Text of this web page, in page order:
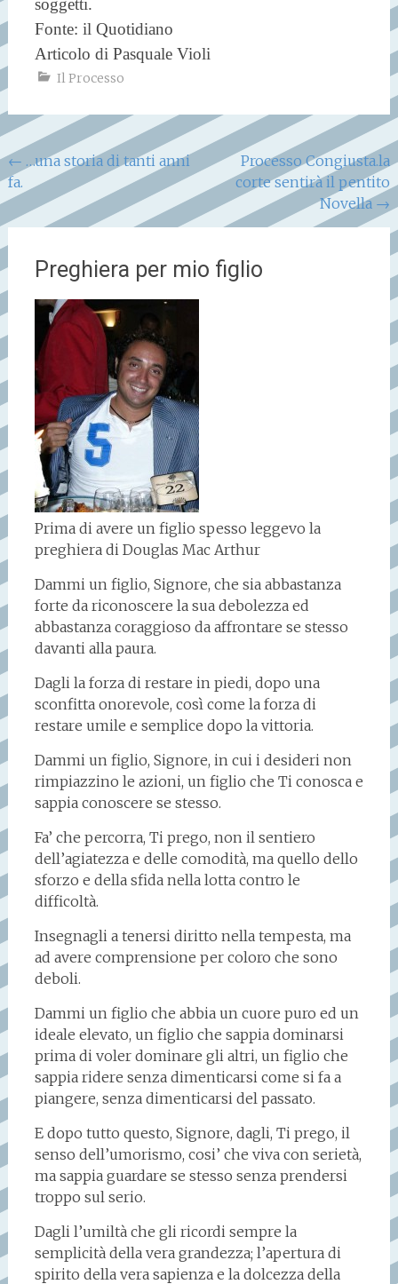
soggetti.
Fonte: il Quotidiano
Articolo di Pasquale Violi
Il Processo
Navigazione
articoli
← …una storia di tanti anni
fa.
Processo Congiusta.la
corte sentirà il pentito
Novella →
Preghiera per mio figlio
Prima di avere un figlio spesso leggevo la
preghiera di Douglas Mac Arthur
Dammi un figlio, Signore, che sia abbastanza
forte da riconoscere la sua debolezza ed
abbastanza coraggioso da affrontare se stesso
davanti alla paura.
Dagli la forza di restare in piedi, dopo una
sconfitta onorevole, così come la forza di
restare umile e semplice dopo la vittoria.
Dammi un figlio, Signore, in cui i desideri non
rimpiazzino le azioni, un figlio che Ti conosca e
sappia conoscere se stesso.
Fa’ che percorra, Ti prego, non il sentiero
dell’agiatezza e delle comodità, ma quello dello
sforzo e della sfida nella lotta contro le
difficoltà.
Insegnagli a tenersi diritto nella tempesta, ma
ad avere comprensione per coloro che sono
deboli.
Dammi un figlio che abbia un cuore puro ed un
ideale elevato, un figlio che sappia dominarsi
prima di voler dominare gli altri, un figlio che
sappia ridere senza dimenticarsi come si fa a
piangere, senza dimenticarsi del passato.
E dopo tutto questo, Signore, dagli, Ti prego, il
senso dell’umorismo, cosi’ che viva con serietà,
ma sappia guardare se stesso senza prendersi
troppo sul serio.
Dagli l’umiltà che gli ricordi sempre la
semplicità della vera grandezza; l’apertura di
spirito della vera sapienza e la dolcezza della